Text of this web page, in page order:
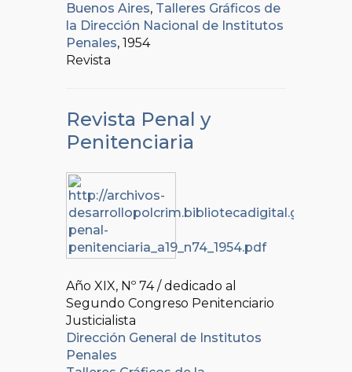
Buenos Aires, Talleres Gráficos de
la Dirección Nacional de Institutos
Penales, 1954
Revista
Revista Penal y
Penitenciaria
Año XIX, Nº 74 / dedicado al
Segundo Congreso Penitenciario
Justicialista
Dirección General de Institutos
Penales